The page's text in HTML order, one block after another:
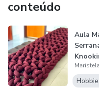
conteúdo
Aula